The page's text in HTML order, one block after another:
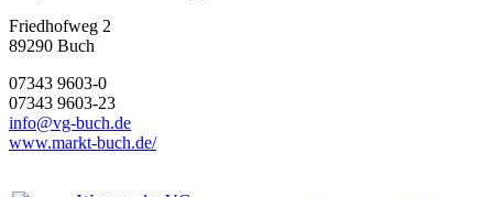
Friedhofweg 2
89290 Buch
07343 9603-0
07343 9603-23
info@vg-buch.de
www.markt-buch.de/